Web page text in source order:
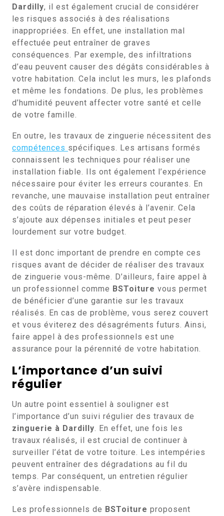
Dardilly, il est également crucial de considérer
les risques associés à des réalisations
inappropriées. En effet, une installation mal
effectuée peut entraîner de graves
conséquences. Par exemple, des infiltrations
d’eau peuvent causer des dégâts considérables à
votre habitation. Cela inclut les murs, les plafonds
et même les fondations. De plus, les problèmes
d’humidité peuvent affecter votre santé et celle
de votre famille.
En outre, les travaux de zinguerie nécessitent des
compétences spécifiques. Les artisans formés
connaissent les techniques pour réaliser une
installation fiable. Ils ont également l’expérience
nécessaire pour éviter les erreurs courantes. En
revanche, une mauvaise installation peut entraîner
des coûts de réparation élevés à l’avenir. Cela
s’ajoute aux dépenses initiales et peut peser
lourdement sur votre budget.
Il est donc important de prendre en compte ces
risques avant de décider de réaliser des travaux
de zinguerie vous-même. D’ailleurs, faire appel à
un professionnel comme BSToiture vous permet
de bénéficier d’une garantie sur les travaux
réalisés. En cas de problème, vous serez couvert
et vous éviterez des désagréments futurs. Ainsi,
faire appel à des professionnels est une
assurance pour la pérennité de votre habitation.
L’importance d’un suivi
régulier
Un autre point essentiel à souligner est
l’importance d’un suivi régulier des travaux de
zinguerie à Dardilly. En effet, une fois les
travaux réalisés, il est crucial de continuer à
surveiller l’état de votre toiture. Les intempéries
peuvent entraîner des dégradations au fil du
temps. Par conséquent, un entretien régulier
s’avère indispensable.
Les professionnels de BSToiture proposent